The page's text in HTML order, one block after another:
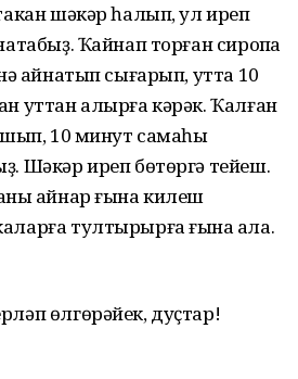
шәкәр һалып, ул иреп
Ҡайнап торған сиропҡа
ҡайнатып сығарып, утта 10
уттан алырға кәрәк. Ҡалған
10 минут самаһы
Шәкәр иреп бөтөргә тейеш.
ҡайнар ғына килеш
тултырырға ғына ҡала.
өлгөрәйек, дуҫтар!